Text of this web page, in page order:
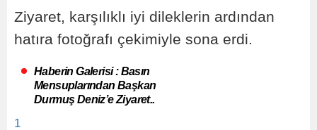
Ziyaret, karşılıklı iyi dileklerin ardından
hatıra fotoğrafı çekimiyle sona erdi.
Haberin Galerisi : Basın
Mensuplarından Başkan
Durmuş Deniz’e Ziyaret..
1